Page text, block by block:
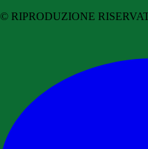
© RIPRODUZIONE